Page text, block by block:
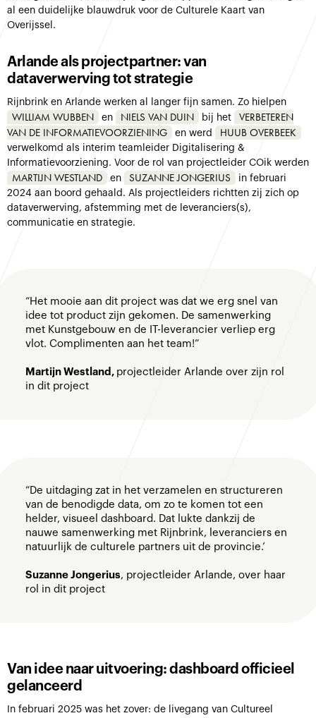
al een duidelijke blauwdruk voor de Culturele Kaart van
Overijssel.
Arlande als projectpartner: van
dataverwerving tot strategie
Rijnbrink en Arlande werken al langer fijn samen. Zo hielpen
WILLIAM WUBBEN en NIELS VAN DUIN bij het
VERBETEREN
VAN DE INFORMATIEVOORZIENING
en werd HUUB OVERBEEK
verwelkomd als interim teamleider Digitalisering &
Informatievoorziening. Voor de rol van projectleider COik werden
MARTIJN WESTLAND en SUZANNE JONGERIUS
in februari
2024 aan boord gehaald. Als projectleiders richtten zij zich op
dataverwerving, afstemming met de leveranciers(s),
communicatie en strategie.
“Het mooie aan dit project was dat we erg snel van
idee tot product zijn gekomen. De samenwerking
met Kunstgebouw en de IT-leverancier verliep erg
vlot. Complimenten aan het team!”
Martijn Westland, projectleider Arlande over zijn rol
in dit project
“De uitdaging zat in het verzamelen en structureren
van de benodigde data, om zo te komen tot een
helder, visueel dashboard. Dat lukte dankzij de
nauwe samenwerking met Rijnbrink, leveranciers en
natuurlijk de culturele partners uit de provincie.’
Suzanne Jongerius, projectleider Arlande, over haar
rol in dit project
Van idee naar uitvoering: dashboard officieel
gelanceerd
In februari 2025 was het zover: de livegang van Cultureel